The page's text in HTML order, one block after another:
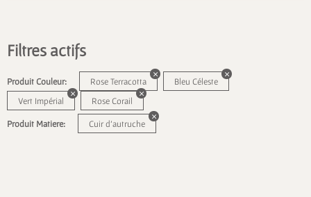
Filtres actifs
Produit Couleur: Rose Terracotta
Bleu Céleste
Vert Impérial
Rose Corail
Produit Matiere: Cuir d'autruche